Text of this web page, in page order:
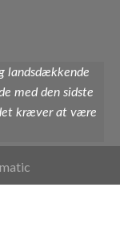
landsdækkende
med den sidste
kræver at være